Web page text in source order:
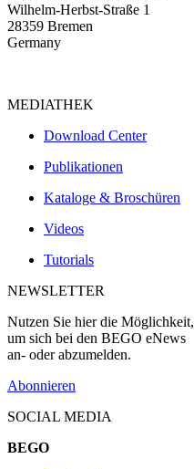
Wilhelm-Herbst-Straße 1
28359 Bremen
Germany
MEDIATHEK
Download Center
Publikationen
Kataloge & Broschüren
Videos
Tutorials
NEWSLETTER
Nutzen Sie hier die Möglichkeit,
um sich bei den BEGO eNews
an- oder abzumelden.
Abonnieren
SOCIAL MEDIA
BEGO